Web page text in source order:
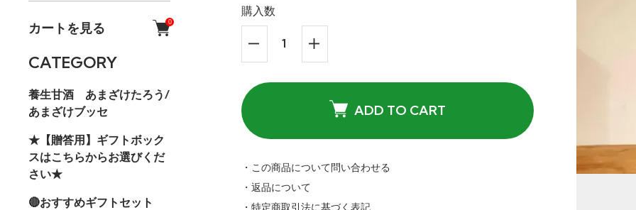
カートを見る 0
CATEGORY
養生甘酒 あまざけたろう/
あまざけブッセ
★【贈答用】ギフトボック
スはこちらからお選びくだ
さい★
🔴おすすめギフトセット
購入数
ADD TO CART
・この商品について問い合わせる
・返品について
・特定商取引法に基づく表記